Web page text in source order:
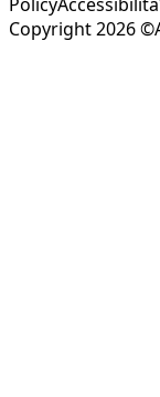
Copyright 2026